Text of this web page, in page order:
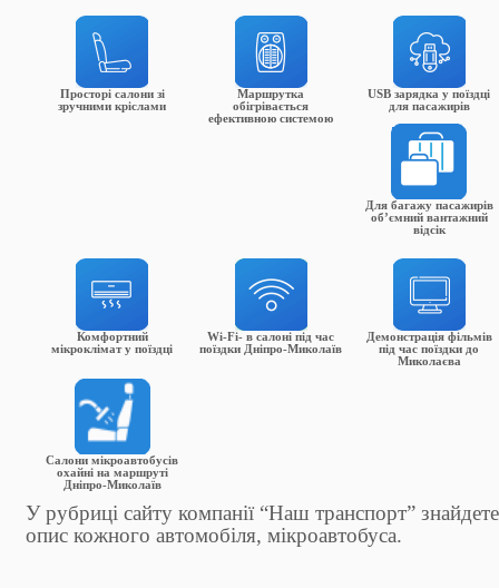
Просторі салони зі
зручними кріслами
Маршрутка
обігрівається
ефективною системою
USB зарядка у поїздці
для пасажирів
Для багажу пасажирів
об’ємний вантажний
відсік
Комфортний
мікроклімат у поїздці
Wi-Fi- в салоні під час
поїздки Дніпро-Миколаїв
Демонстрація фільмів
під час поїздки до
Миколаєва
Салони мікроавтобусів
охайні на маршруті
Дніпро-Миколаїв
У рубриці сайту компанії “Наш транспорт” знайдете
опис кожного автомобіля, мікроавтобуса.